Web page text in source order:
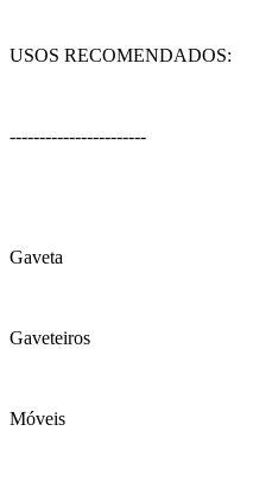
USOS RECOMENDADOS:
-----------------------
Gaveta
Gaveteiros
Móveis